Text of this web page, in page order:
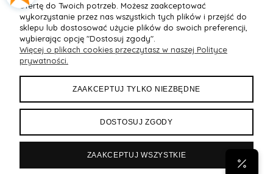
POMOC
MOJE KONTO
PŁATNOŚCI I DOSTAWA
ofertę do Twoich potrzeb. Możesz zaakceptować
wykorzystanie przez nas wszystkich tych plików i przejść do
sklepu lub dostosować użycie plików do swoich preferencji,
wybierając opcję "Dostosuj zgody".
Więcej o plikach cookies przeczytasz w naszej Polityce
prywatności.
ZAAKCEPTUJ TYLKO NIEZBĘDNE
DOSTOSUJ ZGODY
ZAAKCEPTUJ WSZYSTKIE